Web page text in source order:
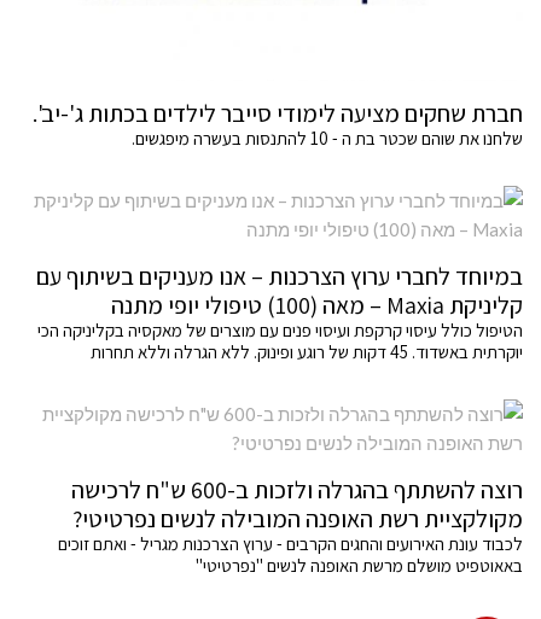
חברת שחקים מציעה לימודי סייבר לילדים בכתות ג'-יב'.
שלחנו את שוהם שכטר בת ה - 10 להתנסות בעשרה מיפגשים.
במיוחד לחברי ערוץ הצרכנות – אנו מעניקים בשיתוף עם
קליניקת Maxia – מאה (100) טיפולי יופי מתנה
הטיפול כולל עיסוי קרקפת ועיסוי פנים עם מוצרים של מאקסיה בקליניקה הכי
יוקרתית באשדוד. 45 דקות של רוגע ופינוק. ללא הגרלה וללא תחרות
רוצה להשתתף בהגרלה ולזכות ב-600 ש"ח לרכישה
מקולקציית רשת האופנה המובילה לנשים נפרטיטי?
לכבוד עונת האירועים והחגים הקרבים - ערוץ הצרכנות מגריל - ואתם זוכים
באאוטפיט מושלם מרשת האופנה לנשים "נפרטיטי"